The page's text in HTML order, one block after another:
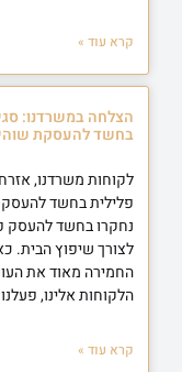
קרא עוד »
הצלחה במשרדנו:
בחשד להעסקת
לקוחות משרדנו,
פלילית בחשד
נחקרו בחשד להעסק
לצורך שיפוץ הבית.
החמירה מאוד את
הלקוחות אלינו,
קרא עוד »